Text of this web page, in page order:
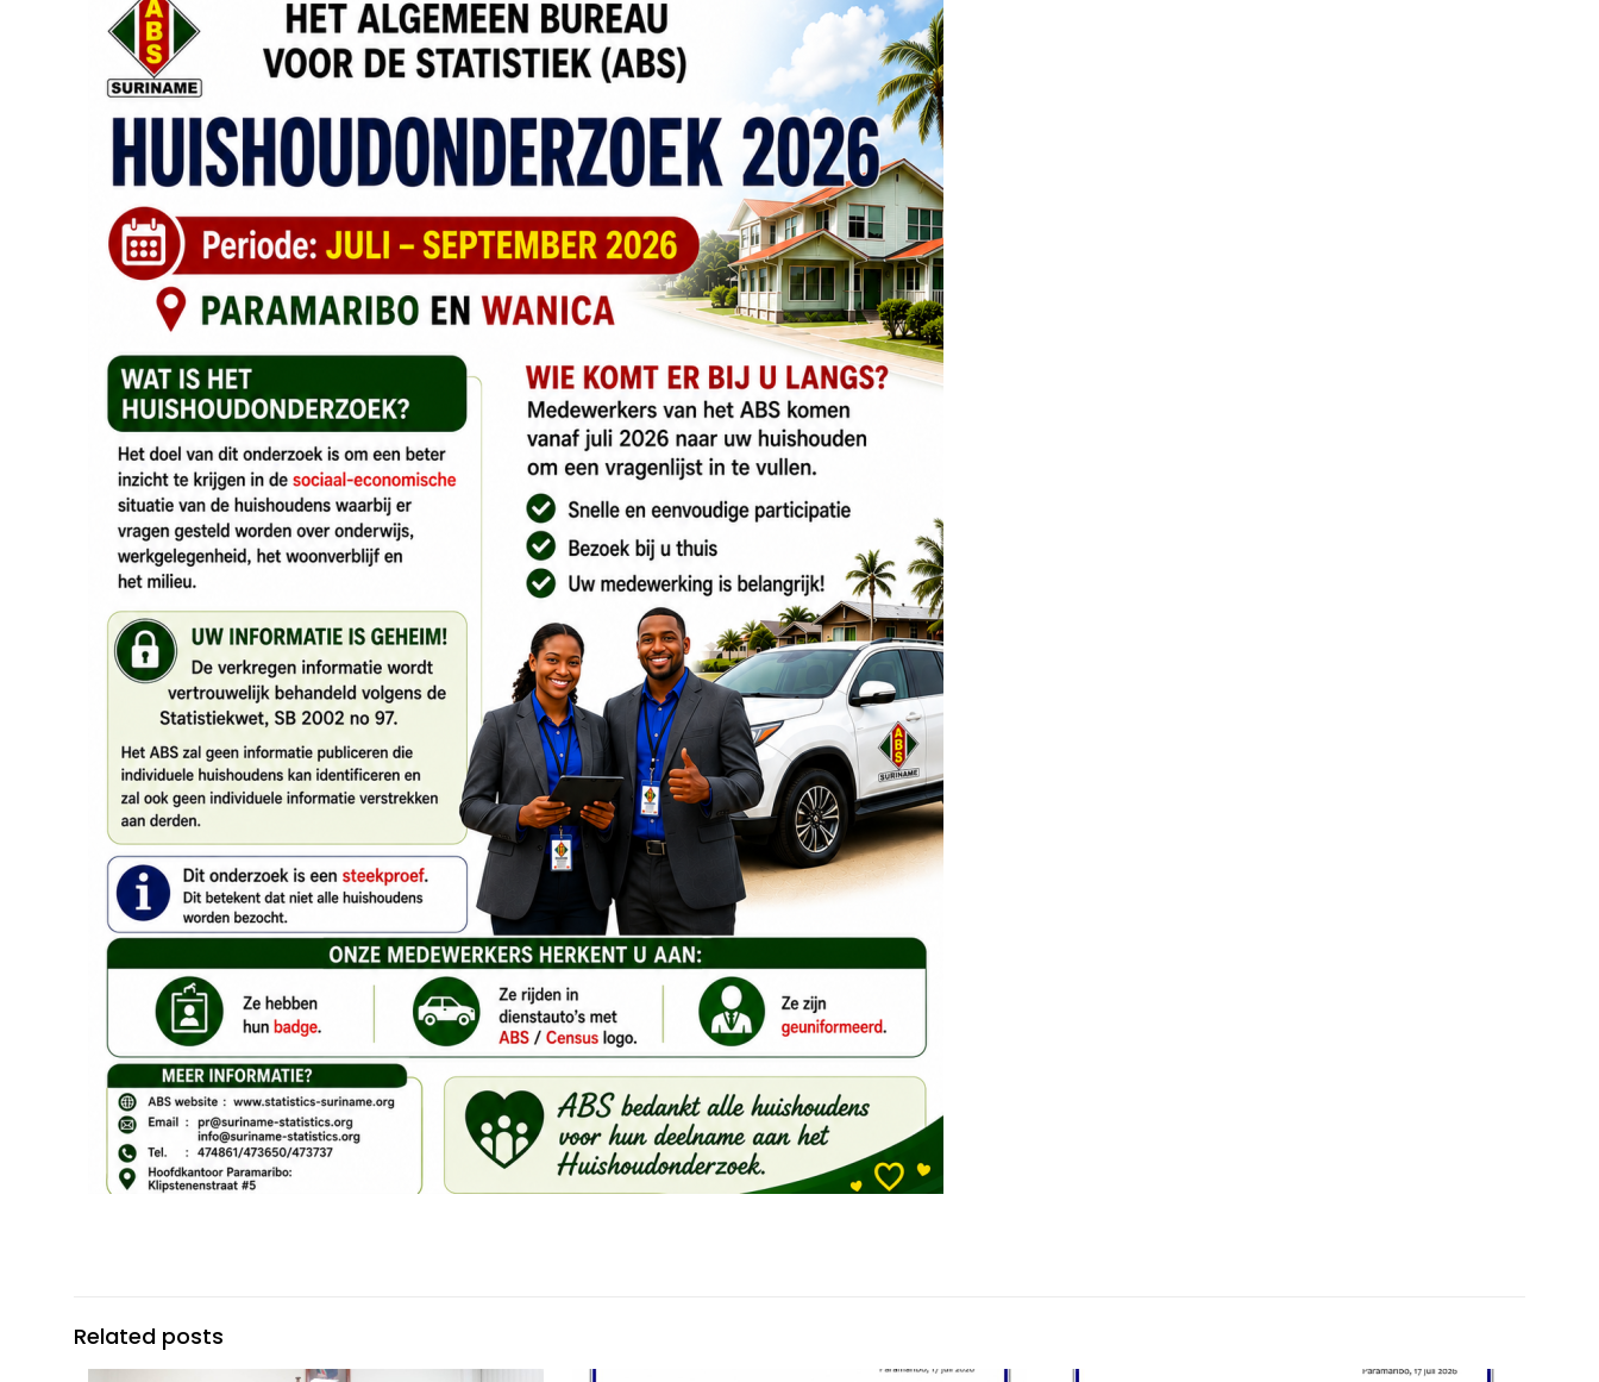
Related posts